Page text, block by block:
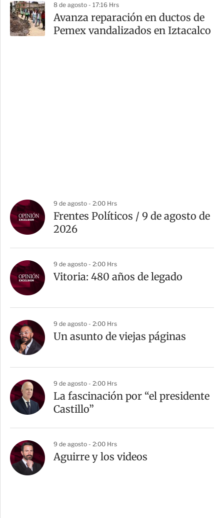
8 de agosto - 17:16 Hrs
Avanza reparación en ductos de
Pemex vandalizados en Iztacalco
9 de agosto - 2:00 Hrs
Frentes Políticos / 9 de agosto de
2026
9 de agosto - 2:00 Hrs
Vitoria: 480 años de legado
9 de agosto - 2:00 Hrs
Un asunto de viejas páginas
9 de agosto - 2:00 Hrs
La fascinación por “el presidente
Castillo”
9 de agosto - 2:00 Hrs
Aguirre y los videos